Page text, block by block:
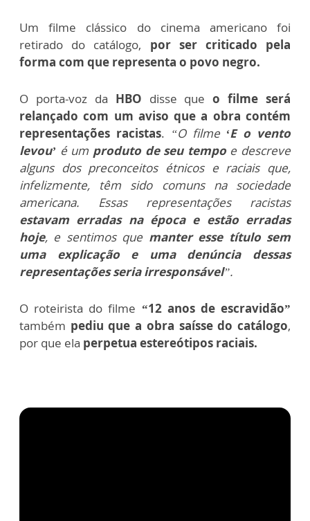
Um filme clássico do cinema americano foi
retirado do catálogo, por ser criticado pela
forma com que representa o povo negro.
O porta-voz da HBO disse queo filme será
relançado com um aviso que a obra contém
representações racistas. “O filme ‘E o vento
levou’ é um produto de seu tempoe descreve
alguns dos preconceitos étnicos e raciais que,
infelizmente, têm sido comuns na sociedade
americana. Essas representações racistas
estavam erradas na época e estão erradas
hoje, e sentimos que manter esse título sem
uma explicação e uma denúncia dessas
representações seria irresponsável”.
O roteirista do filme “12 anos de escravidão”
também pediu que a obra saísse do catálogo,
por que ela perpetua estereótipos raciais.